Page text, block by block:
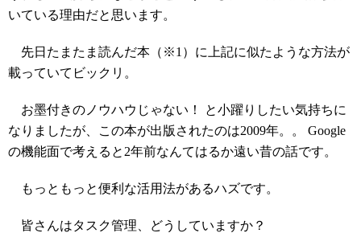
いている理由だと思います。
先日たまたま読んだ本（※1）に上記に似たような方法が
載っていてビックリ。
お墨付きのノウハウじゃない！ と小躍りしたい気持ちに
なりましたが、この本が出版されたのは2009年。。 Google
の機能面で考えると2年前なんてはるか遠い昔の話です。
もっともっと便利な活用法があるハズです。
皆さんはタスク管理、どうしていますか？